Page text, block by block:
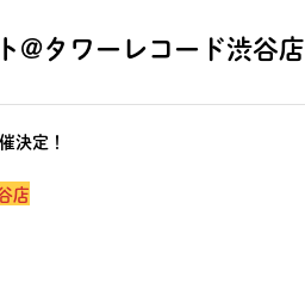
@タワーレコード渋谷店
決定！
店